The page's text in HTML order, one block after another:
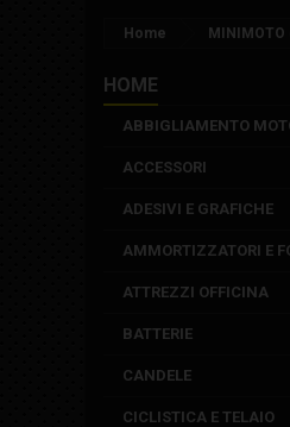
Home MINIMOTO
HOME
ABBIGLIAMENTO
ACCESSORI
ADESIVI E GRAFICHE
AMMORTIZZATORI E
ATTREZZI OFFICINA
BATTERIE
CANDELE
CICLISTICA E TELAIO